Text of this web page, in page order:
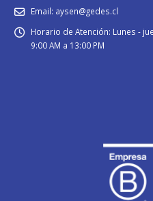
Email: aysen@gedes.cl
Horario de Atención: Lunes -
9:00 AM a 13:00 PM